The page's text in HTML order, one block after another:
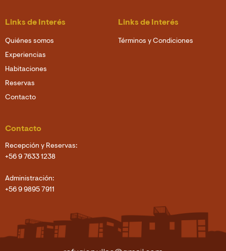
Links de Interés
Quiénes somos
Experiencias
Habitaciones
Reservas
Contacto
Links de Interés
Términos y Condiciones
Contacto
Recepción y Reservas:
+56 9 7633 1238
Administración:
+56 9 9895 7911